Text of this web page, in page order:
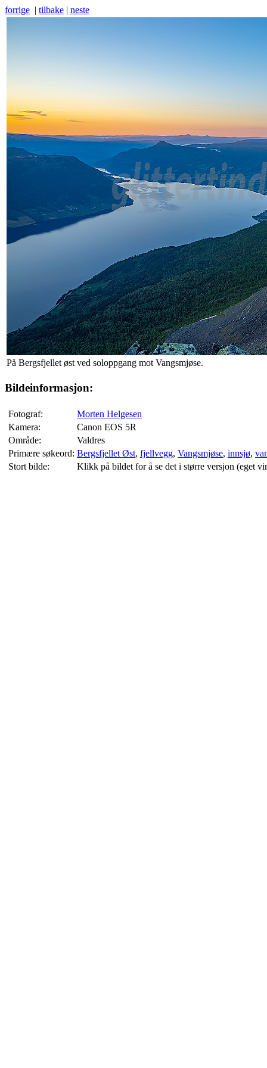
forrige | tilbake | neste
På Bergsfjellet øst ved soloppgang mot Vangsmjøse.
Bildeinformasjon:
Fotograf:
Morten Helgesen
Kamera:
Canon EOS 5R
Område:
Valdres
Primære søkeord: Bergsfjellet Øst, fjellvegg, Vangsmjøse, innsjø,
Stort bilde:
Klikk på bildet for å se det i større versjon (eget